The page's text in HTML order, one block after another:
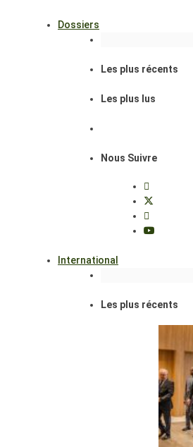
Dossiers
Les plus récents
Les plus lus
Nous Suivre
International
Les plus récents